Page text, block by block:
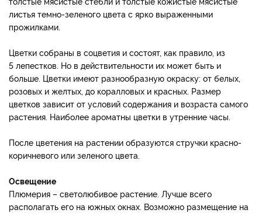
листья темно-зеленого цвета с ярко выраженными
прожилками.
Цветки собраны в соцветия и состоят, как правило, из
5 лепестков. Но в действительности их может быть и
больше. Цветки имеют разнообразную окраску: от белых,
розовых и желтых, до коралловых и красных. Размер
цветков зависит от условий содержания и возраста самого
растения. Наиболее ароматны цветки в утренние часы.
После цветения на растении образуются стручки красно-
коричневого или зеленого цвета.
Освещение
Плюмерия – светолюбивое растение. Лучше всего
располагать его на южных окнах. Возможно размещение на